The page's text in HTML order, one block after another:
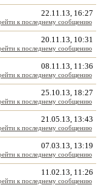
22.11.13, 16:27
20.11.13, 10:31
08.11.13, 11:36
25.10.13, 18:27
21.05.13, 13:43
07.03.13, 13:19
11.02.13, 11:26